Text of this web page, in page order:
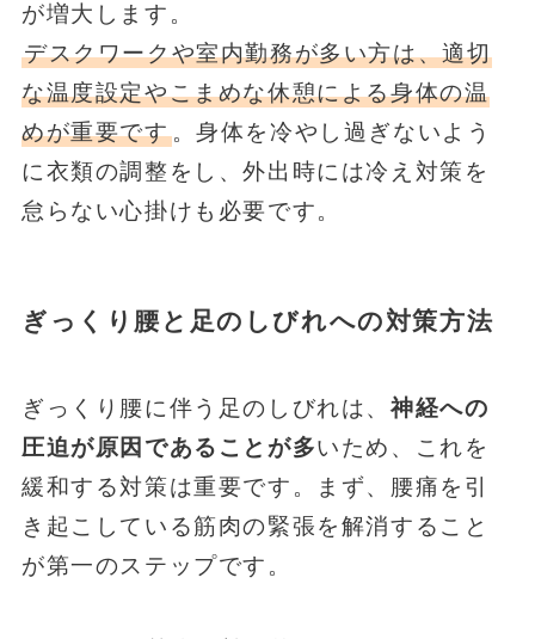
が増大します。
デスクワークや室内勤務が多い方は、適切
な温度設定やこまめな休憩による身体の温
めが重要です。身体を冷やし過ぎないよう
に衣類の調整をし、外出時には冷え対策を
怠らない心掛けも必要です。
ぎっくり腰と足のしびれへの対策方法
ぎっくり腰に伴う足のしびれは、神経への
圧迫が原因であることが多いため、これを
緩和する対策は重要です。まず、腰痛を引
き起こしている筋肉の緊張を解消すること
が第一のステップです。